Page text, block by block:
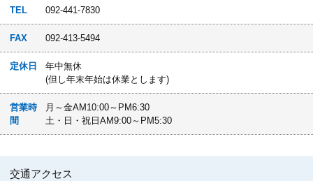
TEL 092-441-7830
FAX 092-413-5494
定休日
年中無休
(但し年末年始は休業とします)
営業時
間
月～金AM10:00～PM6:30
土・日・祝日AM9:00～PM5:30
交通アクセス